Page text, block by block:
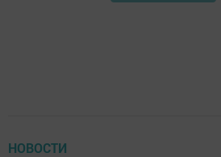
НОВОСТИ